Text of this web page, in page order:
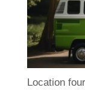
Location